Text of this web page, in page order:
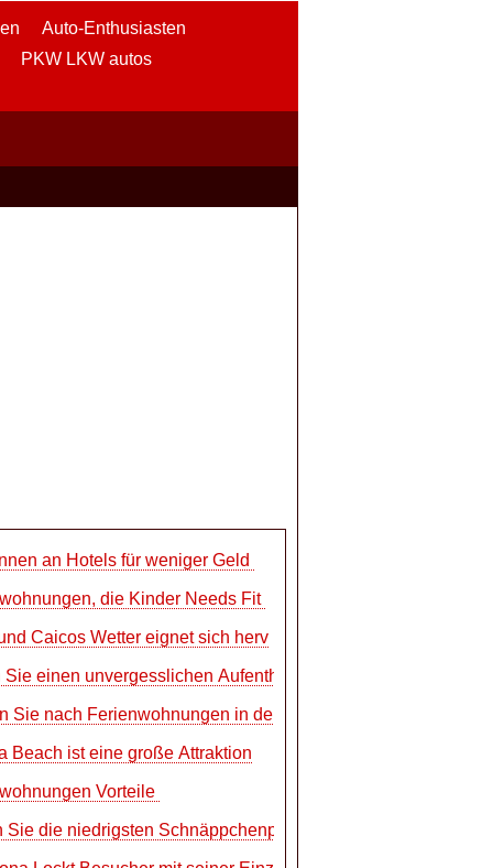
Auto-Enthusiasten
PKW LKW autos
an Hotels für weniger Geld
die Kinder Needs Fit
Caicos Wetter eignet sich herv
Sie einen unvergesslichen Aufentha
Sie nach Ferienwohnungen in der ü
Beach ist eine große Attraktion
Vorteile
Sie die niedrigsten Schnäppchenp